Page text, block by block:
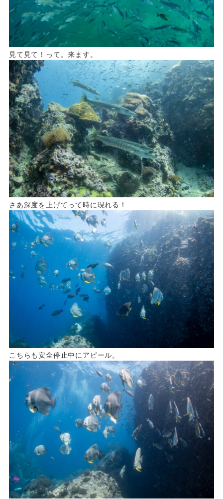
見て見て！って。来ます。
さあ深度を上げてって時に現れる！
こちらも安全停止中にアピール。